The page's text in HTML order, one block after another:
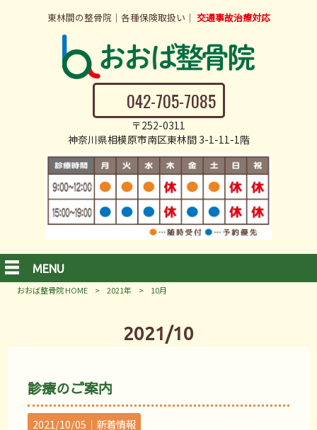
東林間の整骨院｜各種保険取扱い｜ 交通事故治療対応
042-705-7085
〒252-0311
神奈川県相模原市南区東林間 3-1-11-1階
MENU
おおば整骨院 HOME > 2021年 > 10月
2021/10
診療のご案内
2021/10/05｜ 新着情報